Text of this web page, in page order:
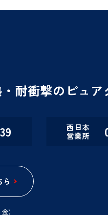
耐衝撃のピュア
西日本
営業所
）